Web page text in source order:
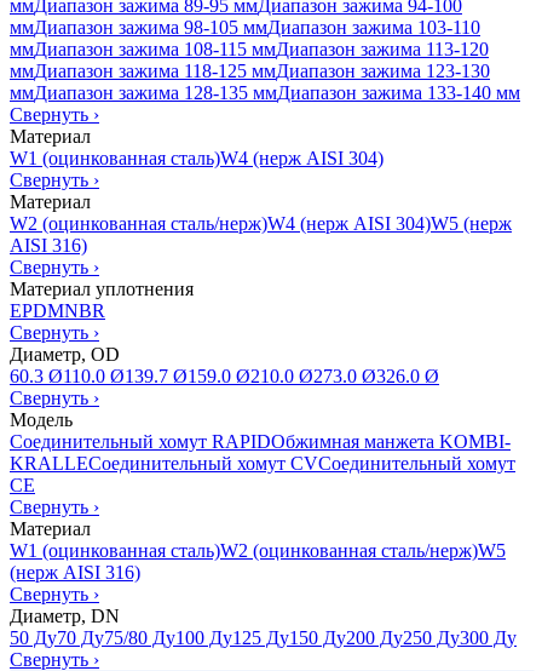
ммДиапазон зажима 89-95 ммДиапазон зажима 94-100
ммДиапазон зажима 98-105 ммДиапазон зажима 103-110
ммДиапазон зажима 108-115 ммДиапазон зажима 113-120
ммДиапазон зажима 118-125 ммДиапазон зажима 123-130
ммДиапазон зажима 128-135 ммДиапазон зажима 133-140 мм
Свернуть ›
Материал
W1 (оцинкованная сталь)W4 (нерж AISI 304)
Свернуть ›
Материал
W2 (оцинкованная сталь/нерж)W4 (нерж AISI 304)W5 (нерж
AISI 316)
Свернуть ›
Материал уплотнения
EPDMNBR
Свернуть ›
Диаметр, OD
60.3 Ø110.0 Ø139.7 Ø159.0 Ø210.0 Ø273.0 Ø326.0 Ø
Свернуть ›
Модель
Соединительный хомут RAPIDОбжимная манжета KOMBI-
KRALLEСоединительный хомут CVСоединительный хомут
CE
Свернуть ›
Материал
W1 (оцинкованная сталь)W2 (оцинкованная сталь/нерж)W5
(нерж AISI 316)
Свернуть ›
Диаметр, DN
50 Ду70 Ду75/80 Ду100 Ду125 Ду150 Ду200 Ду250 Ду300 Ду
Свернуть ›